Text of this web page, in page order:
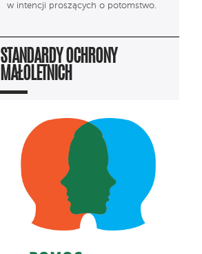
w intencji proszących o potomstwo.
STANDARDY OCHRONY
MAŁOLETNICH